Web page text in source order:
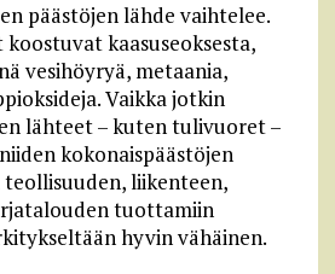
päästöjen lähde vaihtelee.
kaasuseoksesta,
vesihöyryä, metaania,
Vaikka jotkin
lähteet – kuten tulivuoret –
kokonaispäästöjen
liikenteen,
tuottamiin
hyvin vähäinen.